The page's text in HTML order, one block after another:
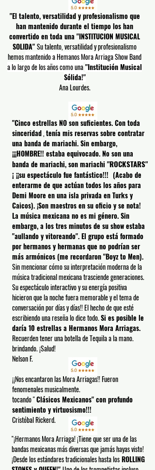
"El talento, versatilidad y profesionalismo que
han mantenido durante el tiempo los han
convertido en toda una "INSTITUCION MUSICAL
SOLIDA"Su talento, versatilidad y profesionalismo
hemosmantenido a Hemanos Mora Arriaga Show Band
a lo largo de los años como una"Institución Musical
Sólida!"
Ana Lourdes.
"Cinco estrellas NO son suficientes. Con toda
sinceridad,tenía mis reservas sobre contratar
una banda de mariachi. Sin embargo,
¡¡¡HOMBRE!! estaba equivocado. No son una
banda de mariachi, son mariachi "ROCKSTARS"
¡ ¡¡su espectáculo fue fantástico!!! (Acabo de
enterarme de que actúan todos los años para
Demi Moore en una isla privada en Turks y
Caicos). ¡Son maestros en su oficio y se nota!
La música mexicana no es mi género. Sin
embargo, a los tres minutos de su show estaba
"aullando y vitoreando". El grupo está formado
por hermanos y hermanas que no podrían ser
más armónicos (me recordaron "Boyz to Men).
Sin mencionar cómo su interpretación moderna de la
música tradicional mexicana trasciende generaciones.
Su espectáculo interactivo y su energía positiva
hicieron que la noche fuera memorable y el tema de
conversación por días y días!! El hecho de que esté
escribiendo una reseña lo dice todo.Si es posible le
daría 10 estrellas a Hermanos Mora Arriagas.
Recuerden tener una botella de Tequila a la mano.
brindando. ¡Salud!
Nelson F.
"¡Hermanos Mora Arriaga! ¡Tiene que ser una de las
bandas mexicanas más diversas que jamás hayas visto!
¡Desde los estándares tradicionales hasta losROLLING
¡¡Nos encantaron las Mora Arriagas!! Fueron
fenomenales musicalmente.
tocando "Clásicos Mexicanos" con profundo
sentimiento y virtuosismo!!!
Cristóbal Rickerd.